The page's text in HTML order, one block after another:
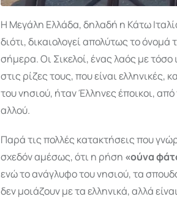
Η Μεγάλη Ελλάδα, δηλαδή η Κάτω
διότι, δικαιολογεί απολύτως το όνομά
σήμερα. Οι Σικελοί, ένας λαός με
στις ρίζες τους, που είναι ελληνικές,
του νησιού, ήταν Έλληνες έποικοι,
αλλού.
Παρά τις πολλές κατακτήσεις που
σχεδόν αμέσως, ότι η ρήση «ούνα
ενώ το ανάγλυφο του νησιού, τα
δεν μοιάζουν με τα ελληνικά, αλλά